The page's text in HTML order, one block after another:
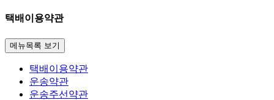
택배이용약관
메뉴목록 보기
택배이용약관
운송약관
운송주선약관